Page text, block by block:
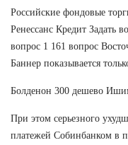
Российские фондовые
Ренессанс Кредит Задать
вопрос 1 161 вопрос
Баннер показывается
Болденон 300 дешево
При этом серьезного
платежей Собинбанком в